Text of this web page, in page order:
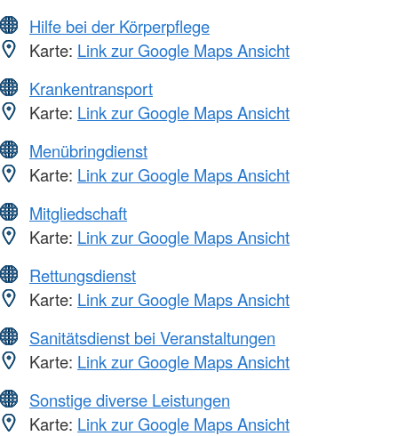
Hilfe bei der Körperpflege
Karte: Link zur Google Maps Ansicht
Krankentransport
Karte: Link zur Google Maps Ansicht
Menübringdienst
Karte: Link zur Google Maps Ansicht
Mitgliedschaft
Karte: Link zur Google Maps Ansicht
Rettungsdienst
Karte: Link zur Google Maps Ansicht
Sanitätsdienst bei Veranstaltungen
Karte: Link zur Google Maps Ansicht
Sonstige diverse Leistungen
Karte: Link zur Google Maps Ansicht